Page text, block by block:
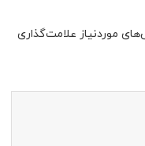
موردنیاز علامت‌گذاری